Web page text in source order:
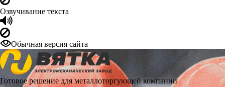
Озвучивание текста
Обычная версия сайта
Готовое решение для металлоторгующей компании